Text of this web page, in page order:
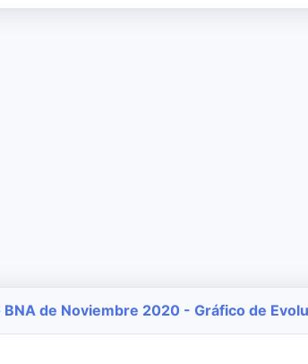
de Noviembre 2020 - Gráfico de